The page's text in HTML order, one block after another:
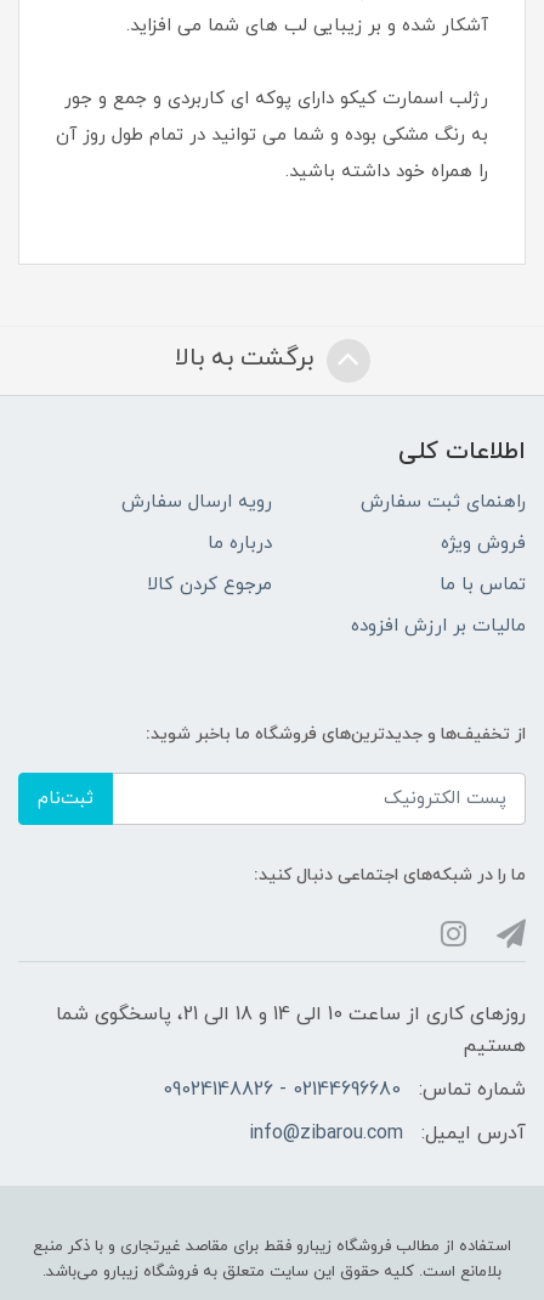
آشکار شده و بر زیبایی لب های شما می افزاید.
رژلب اسمارت کیکو دارای پوکه ای کاربردی و جمع و جور
به رنگ مشکی بوده و شما می توانید در تمام طول روز آن
را همراه خود داشته باشید.
برگشت به بالا
اطلاعات کلی
راهنمای ثبت سفارش
رویه ارسال سفارش
فروش ویژه
درباره ما
تماس با ما
مرجوع کردن کالا
مالیات بر ارزش افزوده
از تخفیف‌ها و جدیدترین‌های فروشگاه ما باخبر شوید:
ثبت‌نام
ما را در شبکه‌های اجتماعی دنبال کنید:
روزهای کاری از ساعت 10 الی 14 و 18 الی 21، پاسخگوی شما
هستیم
شماره تماس:
02144696680 - 09024148826
آدرس ایمیل:
info@zibarou.com
استفاده از مطالب فروشگاه زیبارو فقط برای مقاصد غیرتجاری و با ذکر منبع
بلامانع است. کلیه حقوق این سایت متعلق به فروشگاه زیبارو می‌باشد.